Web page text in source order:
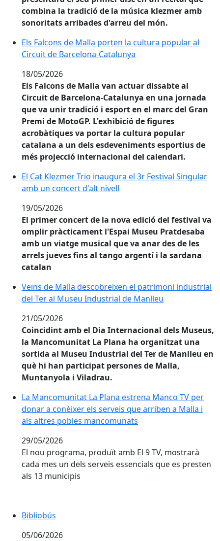
combina la tradició de la música klezmer amb
sonoritats arribades d'arreu del món.
Els Falcons de Malla porten la cultura popular al
Els Falcons de Malla porten la cultura popular al
Circuit de Barcelona-Catalunya
18/05/2026
Els Falcons de Malla van actuar dissabte al
Circuit de Barcelona-Catalunya en una jornada
que va unir tradició i esport en el marc del Gran
Premi de MotoGP. L'exhibició de figures
acrobàtiques va portar la cultura popular
catalana a un dels esdeveniments esportius de
més projecció internacional del calendari.
El Cat Klezmer Trio inaugura el 3r Festival Singular
El Cat Klezmer Trio inaugura el 3r Festival Singular
amb un concert d'alt nivell
19/05/2026
El primer concert de la nova edició del festival va
omplir pràcticament l'Espai Museu Pratdesaba
amb un viatge musical que va anar des de les
arrels jueves fins al tango argentí i la sardana
catalan
Veïns de Malla descobreixen el patrimoni industrial
Veïns de Malla descobreixen el patrimoni industrial
del Ter al Museu Industrial de Manlleu
21/05/2026
Coincidint amb el Dia Internacional dels Museus,
la Mancomunitat La Plana ha organitzat una
sortida al Museu Industrial del Ter de Manlleu en
què hi han participat persones de Malla,
Muntanyola i Viladrau.
La Mancomunitat La Plana estrena Manco TV per
La Mancomunitat La Plana estrena Manco TV per
donar a conèixer els serveis que arriben a Malla i
als altres pobles mancomunats
29/05/2026
El nou programa, produït amb El 9 TV, mostrarà
cada mes un dels serveis essencials que es presten
als 13 municipis
Bibliobús
Bibliobús
05/06/2026